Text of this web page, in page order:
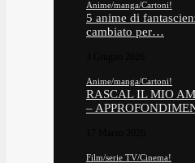
Anime/manga/Cartoni!
5 anime di
cambiato per…
Anime/manga/Cartoni!
RASCAL IL MIO
–
Film/serie TV/Cinema!